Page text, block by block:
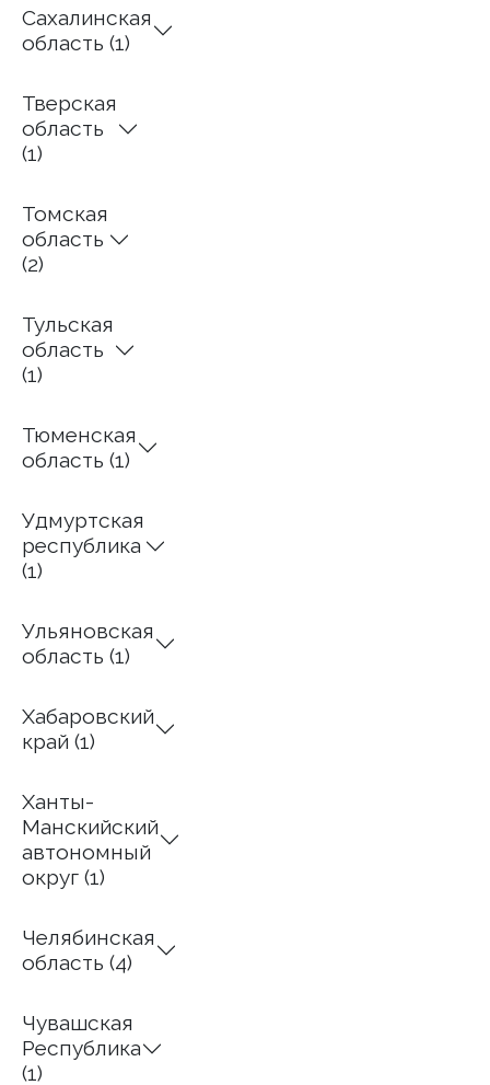
Сахалинская
область (1)
Тверская
область
(1)
Томская
область
(2)
Тульская
область
(1)
Тюменская
область (1)
Удмуртская
республика
(1)
Ульяновская
область (1)
Хабаровский
край (1)
Ханты-
Манскийский
автономный
округ (1)
Челябинская
область (4)
Чувашская
Республика
(1)